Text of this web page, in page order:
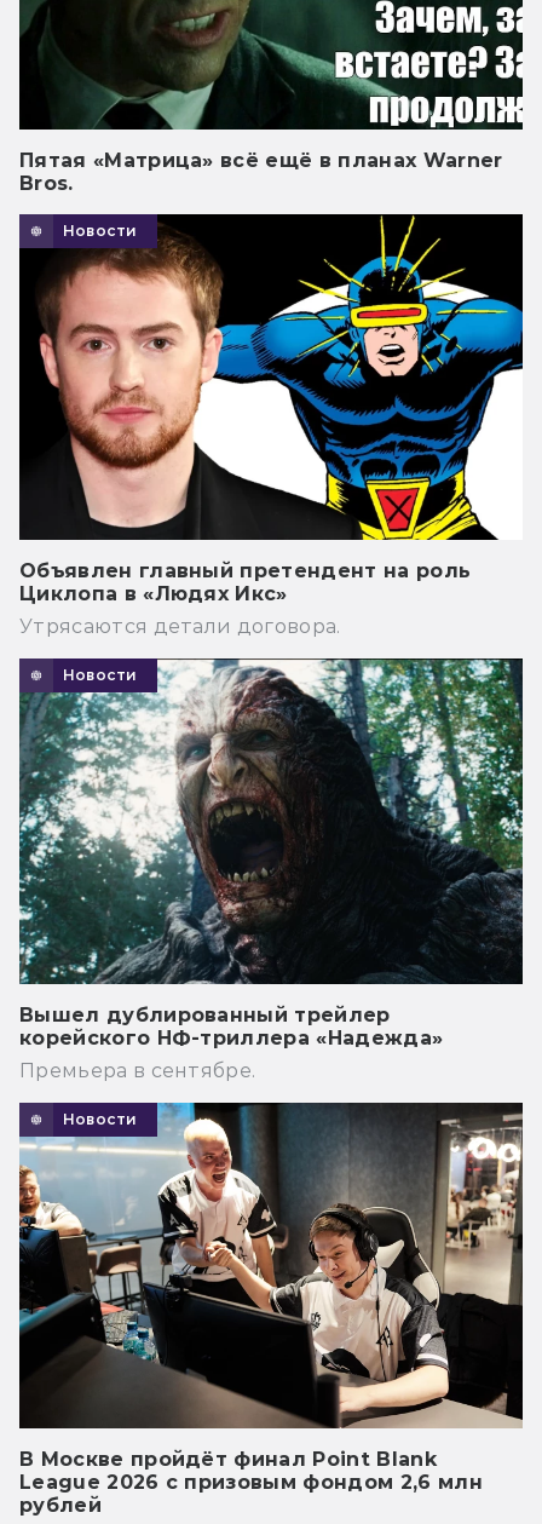
Пятая «Матрица» всё ещё в планах Warner
Bros.
Новости
Объявлен главный претендент на роль
Циклопа в «Людях Икс»
Утрясаются детали договора.
Новости
Вышел дублированный трейлер
корейского НФ-триллера «Надежда»
Премьера в сентябре.
Новости
В Москве пройдёт финал Point Blank
League 2026 с призовым фондом 2,6 млн
рублей